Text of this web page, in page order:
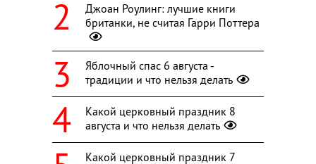
Джоан Роулинг: лучшие книги
британки, не считая Гарри Поттера
Яблочный спас 6 августа -
традиции и что нельзя делать
Какой церковный праздник 8
августа и что нельзя делать
Какой церковный праздник 7